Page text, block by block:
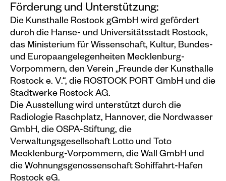
Förderung und Unterstützung:
Die Kunsthalle Rostock gGmbH wird gefördert
durch die Hanse- und Universitätsstadt Rostock,
das Ministerium für Wissenschaft, Kultur, Bundes-
und Europaangelegenheiten Mecklenburg-
Vorpommern, den Verein „Freunde der Kunsthalle
Rostock e. V.“, die ROSTOCK PORT GmbH und die
Stadtwerke Rostock AG.
Die Ausstellung wird unterstützt durch die
Radiologie Raschplatz, Hannover, die Nordwasser
GmbH, die OSPA-Stiftung, die
Verwaltungsgesellschaft Lotto und Toto
Mecklenburg-Vorpommern, die Wall GmbH und
die Wohnungsgenossenschaft Schiffahrt-Hafen
Rostock eG.